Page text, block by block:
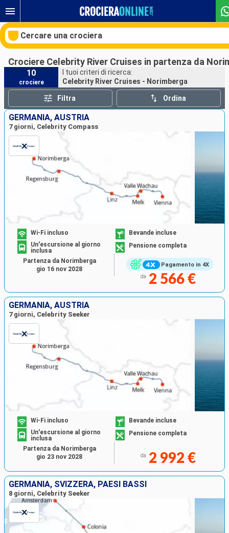
Cercare una crociera
Le nostre destinazioni
Mesi di partenza
Porti
Crociere Celebrity River Cruises in partenza da
10
crociere
I tuoi criteri di ricerca:
Celebrity River Cruises - Norimberga
Filtra Ordina
GERMANIA, AUSTRIA
7 giorni, Celebrity Compass
Pagamento in 4X
Wi-Fi incluso
Bevande incluse
Un'escursione al giorno
inclusa
Pensione completa
da 2 566 €
Partenza da Norimberga
gio 16 nov 2028
GERMANIA, AUSTRIA
7 giorni, Celebrity Seeker
Wi-Fi incluso
Bevande incluse
Un'escursione al giorno
inclusa
Pensione completa
da 2 992 €
Partenza da Norimberga
gio 23 nov 2028
GERMANIA, SVIZZERA, PAESI BASSI
8 giorni, Celebrity Seeker